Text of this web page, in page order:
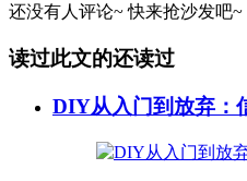
还没有人评论~ 快来抢沙发吧~
读过此文的还读过
DIY从入门到放弃：